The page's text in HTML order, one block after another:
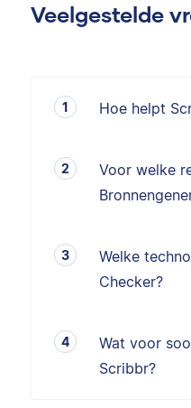
Veelgestelde
Hoe helpt
Voor welke
Welke
Checker?
Wat voor
Scribbr?